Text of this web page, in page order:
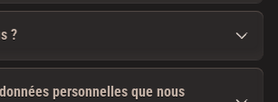
?
personnelles que nous